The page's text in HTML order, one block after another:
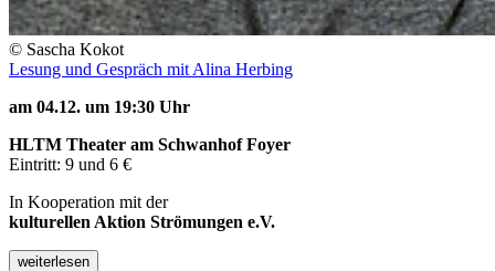
© Sascha Kokot
Lesung und Gespräch mit Alina Herbing
am 04.12. um 19:30 Uhr
HLTM Theater am Schwanhof Foyer
Eintritt: 9 und 6 €
In Kooperation mit der
kulturellen Aktion Strömungen e.V.
weiterlesen